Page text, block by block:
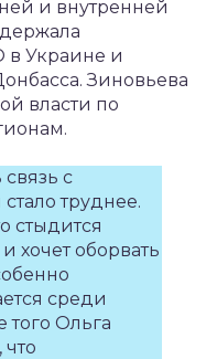
и внутренней
Украине и
Зиновьева
власти по
с
труднее.
стыдится
хочет оборвать
среди
того Ольга